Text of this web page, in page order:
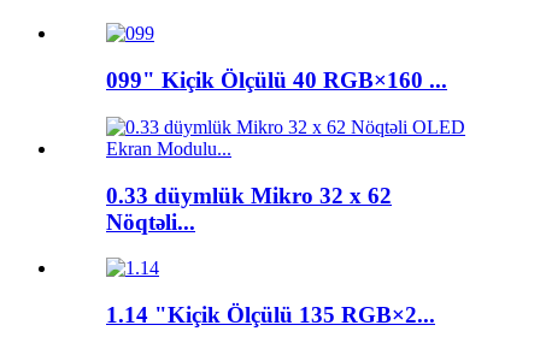
099" Kiçik Ölçülü 40 RGB×160 ...
0.33 düymlük Mikro 32 x 62
Nöqtəli...
1.14 "Kiçik Ölçülü 135 RGB×2...